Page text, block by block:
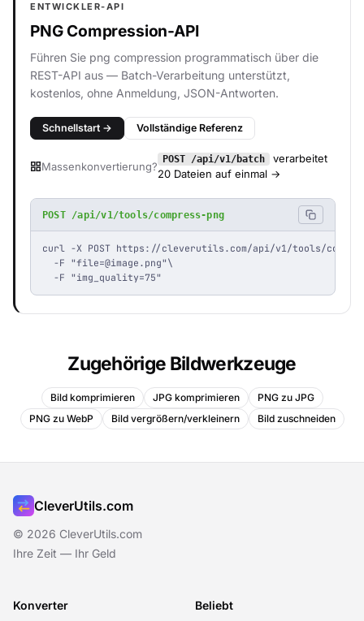
ENTWICKLER-API
PNG Compression-API
Führen Sie png compression programmatisch über die
REST-API aus — Batch-Verarbeitung unterstützt,
kostenlos, ohne Anmeldung, JSON-Antworten.
Schnellstart → Vollständige Referenz
Massenkonvertierung?
POST /api/v1/batch
verarbeitet
20 Dateien auf einmal →
POST /api/v1/tools/compress-png
curl -X POST https://cleverutils.com/api/v1/tools/
  -F "
file=@image.png"\
  -F "img_quality=75"
Zugehörige Bildwerkzeuge
Bild komprimieren JPG komprimieren
PNG zu JPG
PNG zu WebP
Bild vergrößern/verkleinern Bild zuschneiden
CleverUtils.com
© 2026 CleverUtils.com
Ihre Zeit — Ihr Geld
Konverter Beliebt